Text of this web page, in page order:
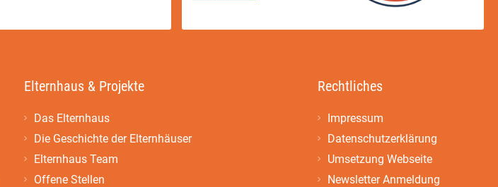
Elternhaus & Projekte
Das Elternhaus
Die Geschichte der Elternhäuser
Elternhaus Team
Offene Stellen
Rechtliches
Impressum
Datenschutzerklärung
Umsetzung Webseite
Newsletter Anmeldung